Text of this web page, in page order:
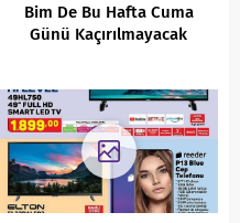
Bim De Bu Hafta Cuma
Günü Kaçırılmayacak